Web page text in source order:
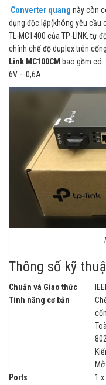
Converter quang này còn
dụng độc lập(không yêu cầu
TL-MC1400 của TP-LINK, tự
chỉnh chế độ duplex trên
Link MC100CM bao gồm có:
6V – 0,6A.
Thông số kỹ
Chuẩn và Giao thức
Tính năng cơ bản
Ports
1 x